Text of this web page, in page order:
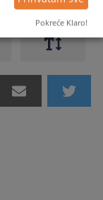
Pokreće Klaro!